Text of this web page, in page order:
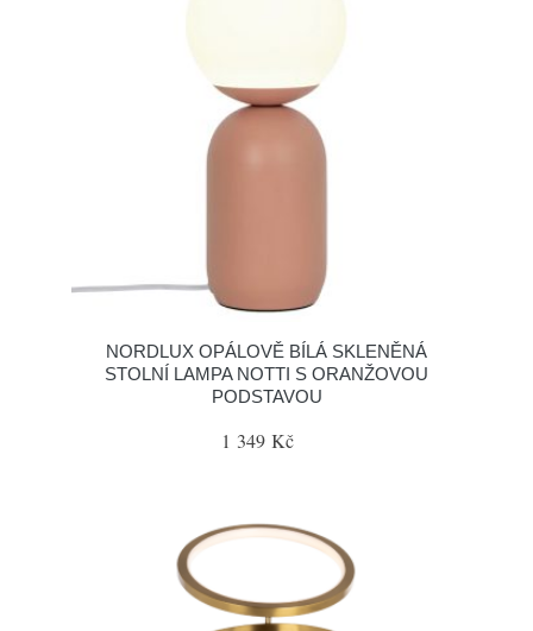
NORDLUX OPÁLOVĚ BÍLÁ SKLENĚNÁ
STOLNÍ LAMPA NOTTI S ORANŽOVOU
PODSTAVOU
1 349 Kč